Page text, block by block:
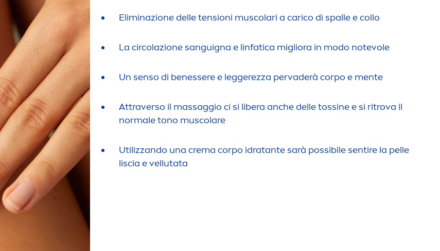
Eliminazione delle tensioni muscolari a carico di spalle e collo
La circolazione sanguigna e linfatica migliora in modo notevole
Un senso di benessere e leggerezza pervaderà corpo e mente
Attraverso il massaggio ci si libera anche delle tossine e si ritrova il
normale tono muscolare
Utilizzando una crema corpo idratante sarà possibile sentire la pelle
liscia e vellutata